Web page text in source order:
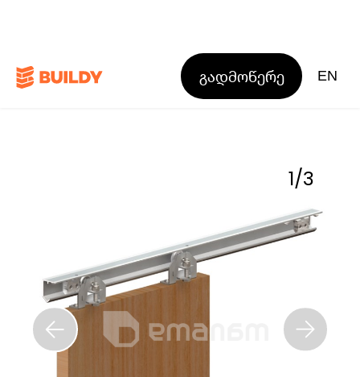
გადმოწერე EN
1/3